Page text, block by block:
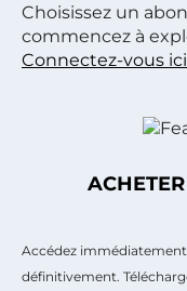
Choisissez un
commencez à
Connectez-vous ici
Accédez
définitivement.